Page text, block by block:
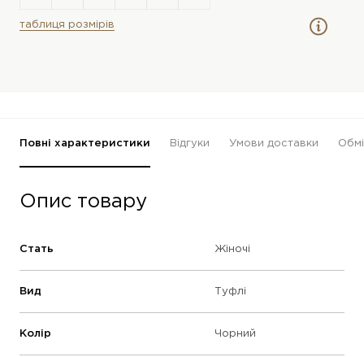
таблиця розмірів
Повні характеристики Відгуки Умови доставки
Опис товару
Стать Жіночі
Вид Туфлі
Колір Чорний